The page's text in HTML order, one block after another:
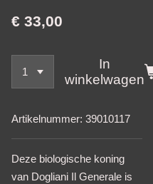
€ 33,00
In
winkelwagen
Artikelnummer: 39010117
Deze biologische koning
van Dogliani Il Generale is